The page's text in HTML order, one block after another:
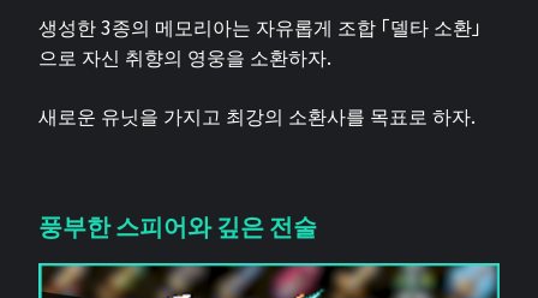
생성한 3종의 메모리아는 자유롭게 조합 「델타 소환」
으로 자신 취향의 영웅을 소환하자.
새로운 유닛을 가지고 최강의 소환사를 목표로 하자.
풍부한 스피어와 깊은 전술